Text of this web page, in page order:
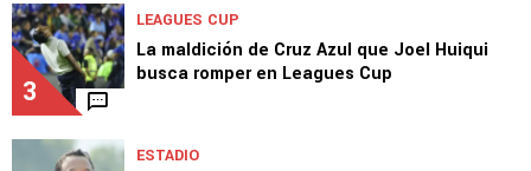
3
LEAGUES CUP
La maldición de Cruz Azul que Joel Huiqui
busca romper en Leagues Cup
ESTADIO